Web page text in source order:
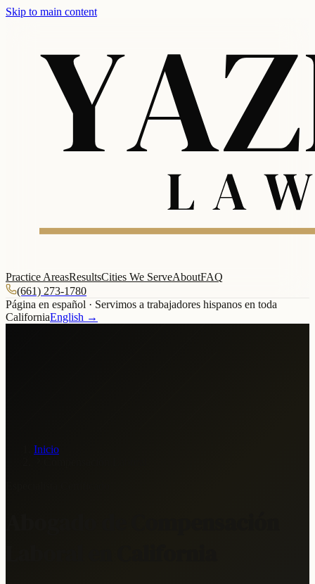
Skip to main content
Practice AreasResultsCities We ServeAboutFAQ
(661) 273-1780
Página en español · Servimos a trabajadores hispanos en toda
CaliforniaEnglish →
Inicio